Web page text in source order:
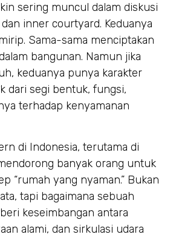
sering muncul dalam diskusi
inner courtyard. Keduanya
Sama-sama menciptakan
bangunan. Namun jika
keduanya punya karakter
dari segi bentuk, fungsi,
terhadap kenyamanan
di Indonesia, terutama di
banyak orang untuk
“rumah yang nyaman.” Bukan
tapi bagaimana sebuah
keseimbangan antara
alami, dan sirkulasi udara